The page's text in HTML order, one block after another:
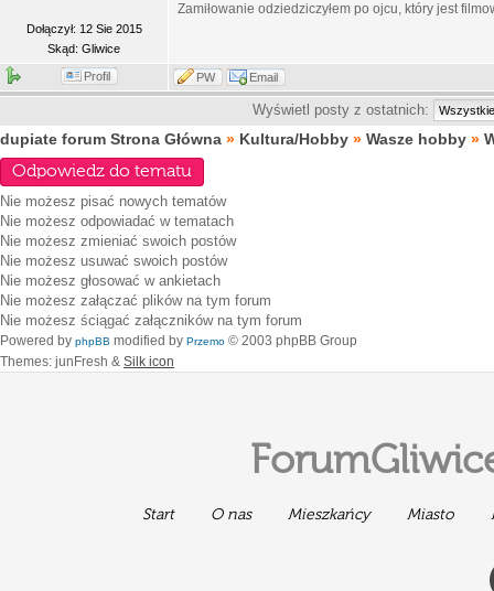
Dołączył: 12 Sie 2015
Skąd: Gliwice
Zamiłowanie odziedziczyłem po ojcu, który jest
Profil PW Email
Wyświetl posty z ostatnich:
dupiate forum Strona Główna » Kultura/Hobby » Wasze hobby »
Odpowiedz do tematu
Nie możesz pisać nowych tematów
Nie możesz odpowiadać w tematach
Nie możesz zmieniać swoich postów
Nie możesz usuwać swoich postów
Nie możesz głosować w ankietach
Nie możesz załączać plików na tym forum
Nie możesz ściągać załączników na tym forum
Powered by phpBB modified by Przemo © 2003 phpBB Group
Themes: junFresh & Silk icon
Start O nas Mieszkańcy Miasto